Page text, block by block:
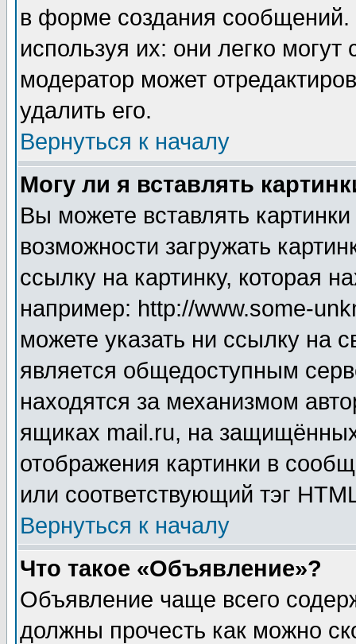
в форме создания сообщений.
используя их: они легко
модератор может
удалить его.
Вернуться к началу
Могу ли я вставлять
Вы можете вставлять
возможности загружать
ссылку на картинку, которая
например: http://www.some-
можете указать ни ссылку на
является общедоступным
находятся за механизмом
ящиках mail.ru, на
отображения картинки в
или соответствующий тэг
Вернуться к началу
Что такое «Объявление»?
Объявление чаще всего
должны прочесть как можно